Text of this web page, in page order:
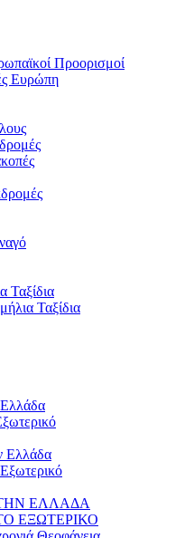
Προορισμοί
Ευρώπη
Ταξίδια
Ταξίδια
Ελλάδα
ΕΛΛΑΔΑ
ΕΞΩΤΕΡΙΚΟ